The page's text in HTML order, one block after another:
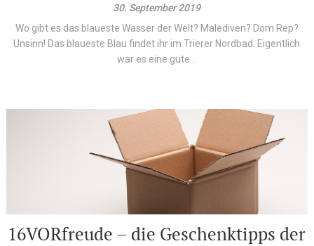
30. September 2019
Wo gibt es das blaueste Wasser der Welt? Malediven? Dom Rep?
Unsinn! Das blaueste Blau findet ihr im Trierer Nordbad. Eigentlich
war es eine gute...
16VORfreude – die Geschenktipps der